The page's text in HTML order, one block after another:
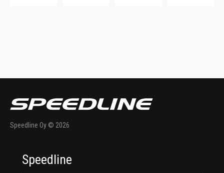
Speedline Oy © 2026
Speedline